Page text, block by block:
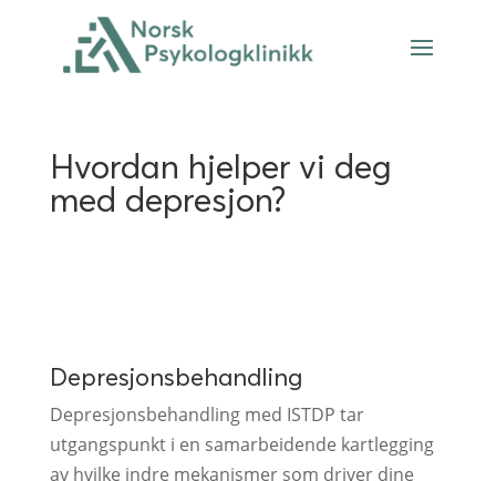
Hvordan hjelper vi deg
med depresjon?
Depresjonsbehandling
Depresjonsbehandling med ISTDP tar
utgangspunkt i en samarbeidende kartlegging
av hvilke indre mekanismer som driver dine